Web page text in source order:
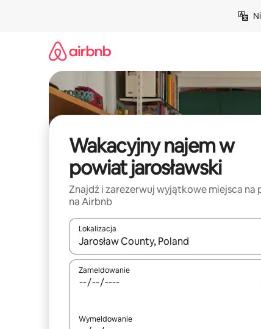
Wakacyjny najem w
powiat jarosławski
Znajdź i zarezerwuj wyjątkowe miejsca na
na Airbnb
Lokalizacja
Gdy wyniki będą dostępne, możesz
Zameldowanie
Wymeldowanie